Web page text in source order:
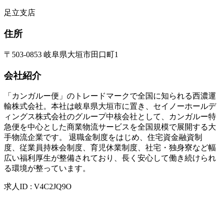
足立支店
住所
〒503-0853 岐阜県大垣市田口町1
会社紹介
「カンガルー便」のトレードマークで全国に知られる西濃運
輸株式会社。本社は岐阜県大垣市に置き、セイノーホールデ
ィングス株式会社のグループ中核会社として、カンガルー特
急便を中心とした商業物流サービスを全国規模で展開する大
手物流企業です。 退職金制度をはじめ、住宅資金融資制
度、従業員持株会制度、育児休業制度、社宅・独身寮など幅
広い福利厚生が整備されており、長く安心して働き続けられ
る環境が整っています。
求人ID : V4C2JQ9O